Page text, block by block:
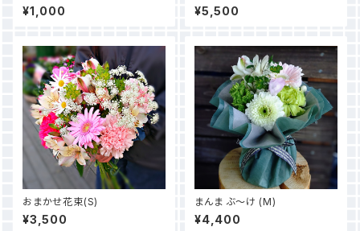
¥1,000 ¥5,500
おまかせ花束(S)
¥3,500
まんま ぶ〜け (M)
¥4,400